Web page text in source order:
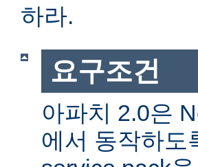
하라.
요구조건
아파치 2.0은
에서 동작하도